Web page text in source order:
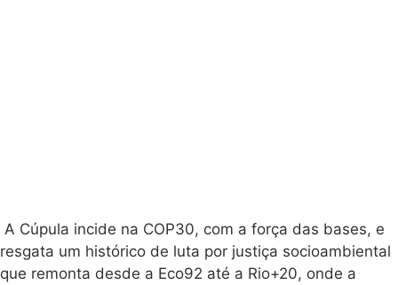
A Cúpula incide na COP30, com a força das bases, e
resgata um histórico de luta por justiça socioambiental
que remonta desde a Eco92 até a Rio+20, onde a